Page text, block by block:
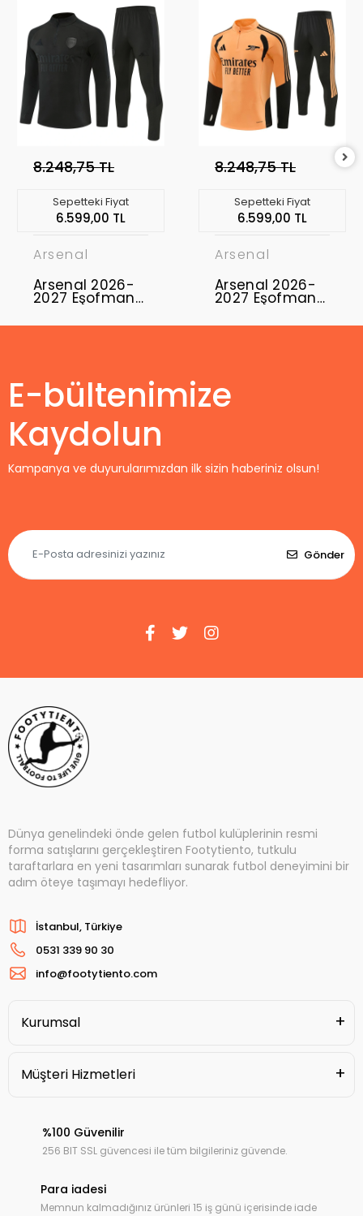
8.248,75 TL
Sepetteki Fiyat
6.599,00 TL
Arsenal
Arsenal 2026-
2027 Eşofman
Takımı ARS-01
8.248,75 TL
Sepetteki Fiyat
6.599,00 TL
Arsenal
Arsenal 2026-
2027 Eşofman
Takımı ARS-02
E-bültenimize
Kaydolun
Kampanya ve duyurularımızdan ilk sizin haberiniz olsun!
Gönder
Dünya genelindeki önde gelen futbol kulüplerinin resmi
forma satışlarını gerçekleştiren Footytiento, tutkulu
taraftarlara en yeni tasarımları sunarak futbol deneyimini bir
adım öteye taşımayı hedefliyor.
İstanbul, Türkiye
0531 339 90 30
info@footytiento.com
Kurumsal
Müşteri Hizmetleri
%100 Güvenilir
256 BIT SSL güvencesi ile tüm bilgileriniz güvende.
Para iadesi
Memnun kalmadığınız ürünleri 15 iş günü içerisinde iade